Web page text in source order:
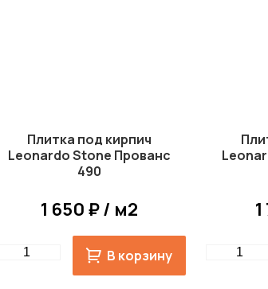
Плитка под кирпич
Leonardo Stone Прованс
490
1 650 ₽ / м2
Quantity В корзину Quantity